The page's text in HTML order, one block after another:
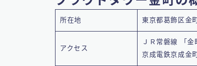
所在地 東京都葛飾区金
アクセス
ＪＲ常磐線 「
京成電鉄京成金